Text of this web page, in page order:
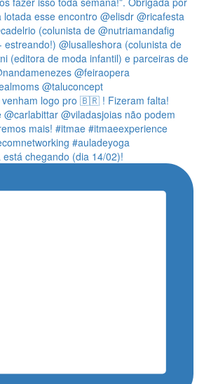
está chegando (dia 14/02)!